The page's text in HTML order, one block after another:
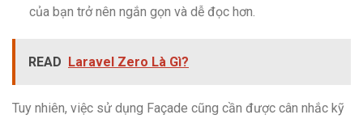
của bạn trở nên ngắn gọn và dễ đọc hơn.
READ Laravel Zero Là Gì?
Tuy nhiên, việc sử dụng Façade cũng cần được cân nhắc kỹ